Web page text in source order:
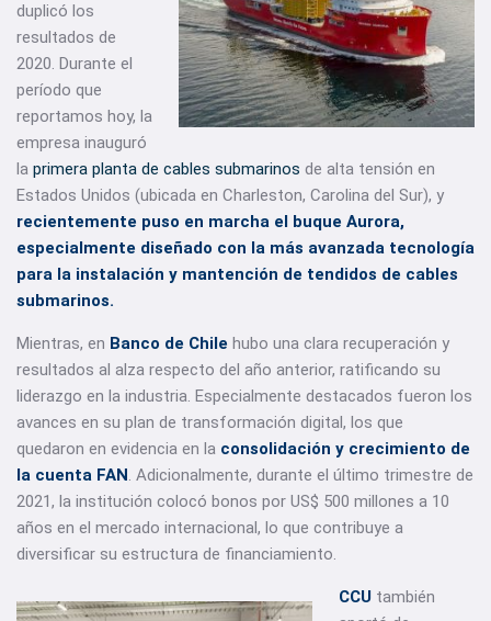
duplicó los
resultados de
2020. Durante el
período que
reportamos hoy, la
empresa inauguró
la primera planta de cables submarinos de alta tensión en
Estados Unidos (ubicada en Charleston, Carolina del Sur), y
recientemente puso en marcha el buque Aurora,
especialmente diseñado con la más avanzada tecnología
para la instalación y mantención de tendidos de cables
submarinos.
Mientras, en Banco de Chile hubo una clara recuperación y
resultados al alza respecto del año anterior, ratificando su
liderazgo en la industria. Especialmente destacados fueron los
avances en su plan de transformación digital, los que
quedaron en evidencia en la consolidación y crecimiento de
la cuenta FAN. Adicionalmente, durante el último trimestre de
2021, la institución colocó bonos por US$ 500 millones a 10
años en el mercado internacional, lo que contribuye a
diversificar su estructura de financiamiento.
CCU también